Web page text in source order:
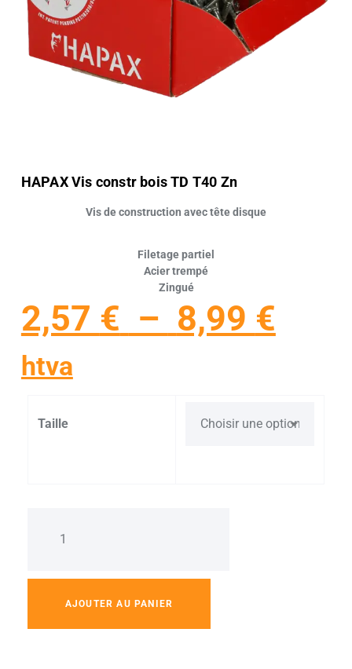
HAPAX Vis constr bois TD T40 Zn
Vis de construction avec tête disque
Filetage partiel
Acier trempé
Zingué
2,57 € – 8,99 €
htva
Taille
AJOUTER AU PANIER